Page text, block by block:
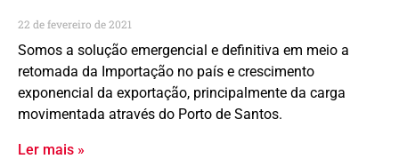
22 de fevereiro de 2021
Somos a solução emergencial e definitiva em meio a
retomada da Importação no país e crescimento
exponencial da exportação, principalmente da carga
movimentada através do Porto de Santos.
Ler mais »